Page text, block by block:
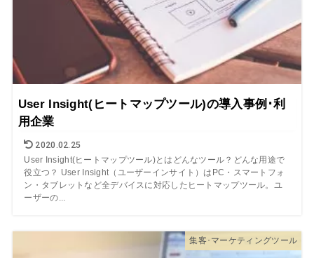
User Insight(ヒートマップツール)の導入事例･利
用企業
2020.02.25
User Insight(ヒートマップツール)とはどんなツール？どんな用途で
役立つ？ User Insight（ユーザーインサイト）はPC・スマートフォ
ン・タブレットなど全デバイスに対応したヒートマップツール。ユ
ーザーの...
集客･マーケティングツール